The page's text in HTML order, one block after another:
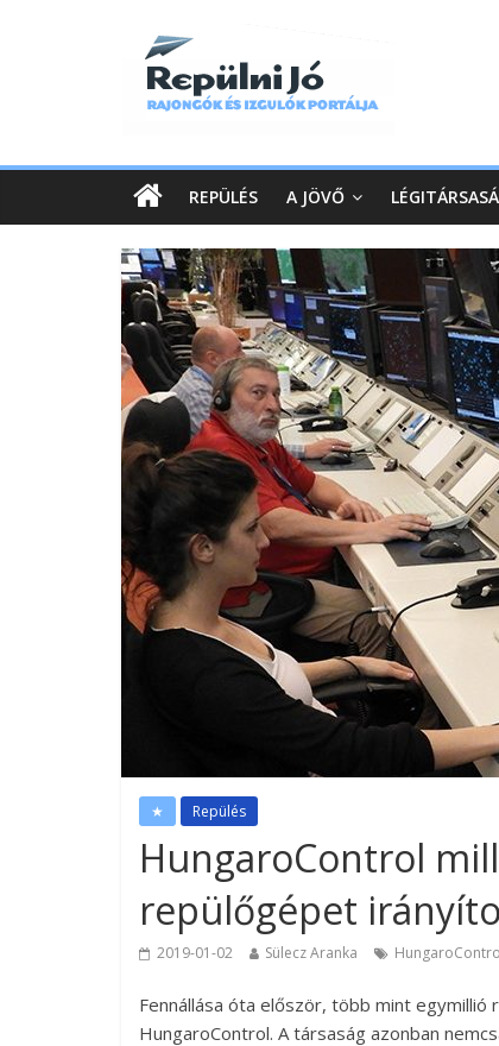
REPÜLÉS A JÖVŐ
★ Repülés
HungaroControl
repülőgépet
2019-01-02 Sülecz Aranka
Fennállása óta először, több mint
HungaroControl. A társaság azonban